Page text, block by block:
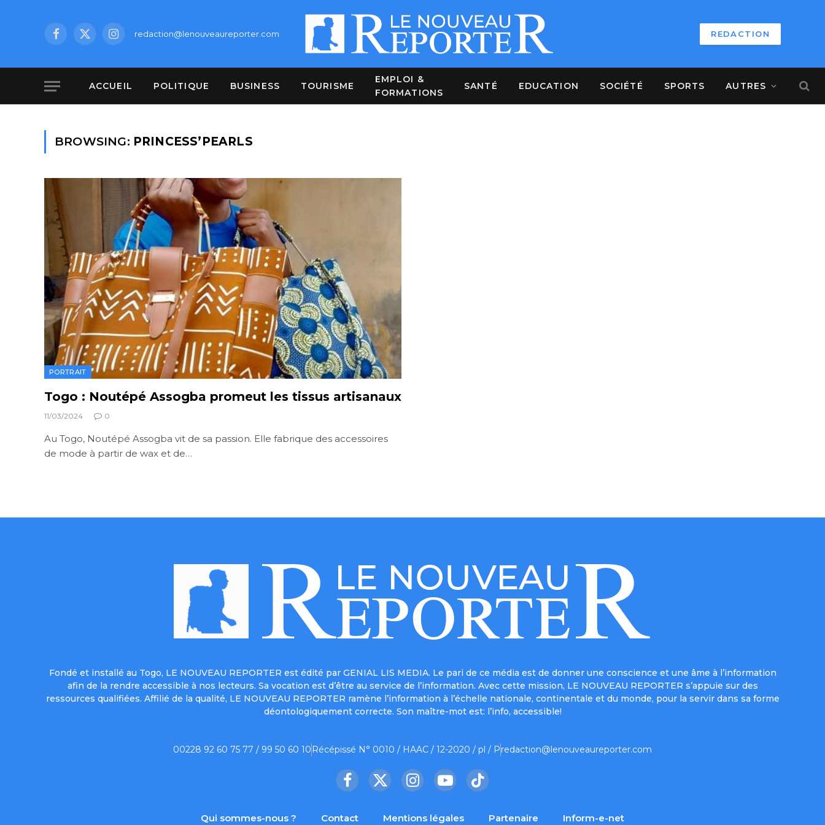
Facebook
X
Instagramredaction@lenouveaureporter.com REDACTION
ACCUEIL POLITIQUE BUSINESS TOURISME
EMPLOI &
FORMATIONS
SANTÉ EDUCATION SOCIÉTÉ SPORTS AUTRES
BROWSING: PRINCESS’PEARLS
PORTRAIT
Togo : Noutépé Assogba promeut les tissus artisanaux
11/03/2024 0
Au Togo, Noutépé Assogba vit de sa passion. Elle fabrique des accessoires
de mode à partir de wax et de…
Fondé et installé au Togo, LE NOUVEAU REPORTER est édité par GENIAL LIS MEDIA. Le pari de ce média est de donner une conscience et une âme à l’information
afin de la rendre accessible à nos lecteurs. Sa vocation est d’être au service de l’information. Avec cette mission, LE NOUVEAU REPORTER s’appuie sur des
ressources qualifiées. Affilié de la qualité, LE NOUVEAU REPORTER ramène l’information à l’échelle nationale, continentale et du monde, pour la servir dans sa forme
déontologiquement correcte. Son maître-mot est: l’info, accessible!
00228 92 60 75 77 / 99 50 60 10 Récépissé N° 0010 / HAAC / 12-2020 / pl / Predaction@lenouveaureporter.com
Facebook
X
InstagramYouTubeTikTok
Qui sommes-nous ? Contact Mentions légales Partenaire Inform-e-net